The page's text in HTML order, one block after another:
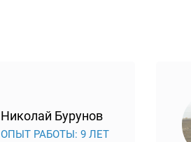
Николай Бурунов
ОПЫТ РАБОТЫ: 9 ЛЕТ